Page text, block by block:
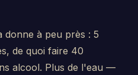
donne à peu près : 5
de quoi faire 40
alcool. Plus de l'eau —